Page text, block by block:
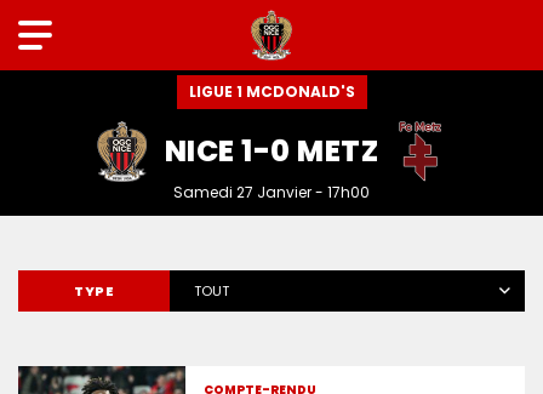
LIGUE 1 MCDONALD'S
NICE 1-0 METZ
Samedi 27 Janvier - 17h00
TYPE TOUT
COMPTE-RENDU